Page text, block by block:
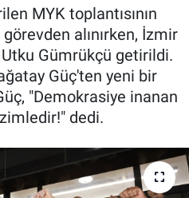
MYK toplantısının
alınırken, İzmir
Utku Gümrükçü getirildi.
Güç'ten yeni bir
"Demokrasiye inanan
dedi.